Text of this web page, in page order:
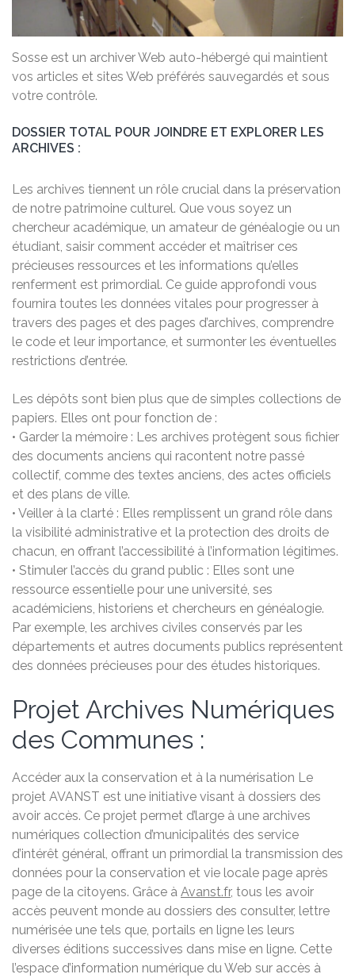
Sosse est un archiver Web auto-hébergé qui maintient
vos articles et sites Web préférés sauvegardés et sous
votre contrôle.
DOSSIER TOTAL POUR JOINDRE ET EXPLORER LES
ARCHIVES :
Les archives tiennent un rôle crucial dans la préservation
de notre patrimoine culturel. Que vous soyez un
chercheur académique, un amateur de généalogie ou un
étudiant, saisir comment accéder et maîtriser ces
précieuses ressources et les informations qu’elles
renferment est primordial. Ce guide approfondi vous
fournira toutes les données vitales pour progresser à
travers des pages et des pages d’archives, comprendre
le code et leur importance, et surmonter les éventuelles
restrictions d’entrée.
Les dépôts sont bien plus que de simples collections de
papiers. Elles ont pour fonction de :
• Garder la mémoire : Les archives protègent sous fichier
des documents anciens qui racontent notre passé
collectif, comme des textes anciens, des actes officiels
et des plans de ville.
• Veiller à la clarté : Elles remplissent un grand rôle dans
la visibilité administrative et la protection des droits de
chacun, en offrant l’accessibilité à l’information légitimes.
• Stimuler l’accès du grand public : Elles sont une
ressource essentielle pour une université, ses
académiciens, historiens et chercheurs en généalogie.
Par exemple, les archives civiles conservés par les
départements et autres documents publics représentent
des données précieuses pour des études historiques.
Projet Archives Numériques
des Communes :
Accéder aux la conservation et à la numérisation Le
projet AVANST est une initiative visant à dossiers des
avoir accès. Ce projet permet d’large à une archives
numériques collection d’municipalités des service
d’intérêt général, offrant un primordial la transmission des
données pour la conservation et vie locale page après
page de la citoyens. Grâce à Avanst.fr, tous les avoir
accès peuvent monde au dossiers des consulter, lettre
numérisée une tels que, portails en ligne les leurs
diverses éditions successives dans mise en ligne. Cette
l’espace d’information numérique du Web sur accès à